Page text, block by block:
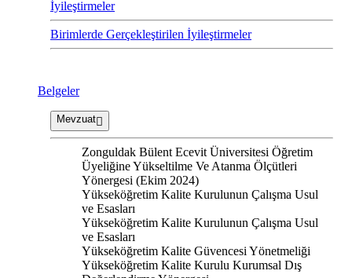
İyileştirmeler
Birimlerde Gerçekleştirilen İyileştirmeler
Belgeler
Mevzuat
Zonguldak Bülent Ecevit Üniversitesi Öğretim
Üyeliğine Yükseltilme Ve Atanma Ölçütleri
Yönergesi (Ekim 2024)
Yükseköğretim Kalite Kurulunun Çalışma Usul
ve Esasları
Yükseköğretim Kalite Kurulunun Çalışma Usul
ve Esasları
Yükseköğretim Kalite Güvencesi Yönetmeliği
Yükseköğretim Kalite Kurulu Kurumsal Dış